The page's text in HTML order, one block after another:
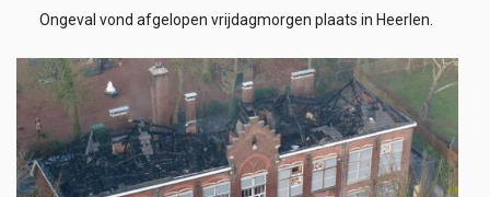
Ongeval vond afgelopen vrijdagmorgen plaats in Heerlen.